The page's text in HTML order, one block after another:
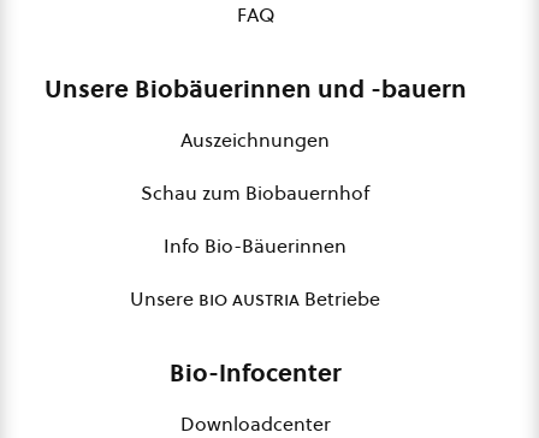
FAQ
Unsere Biobäuerinnen und -bauern
Auszeichnungen
Schau zum Biobauernhof
Info Bio-Bäuerinnen
Unsere bio austria Betriebe
Bio-Infocenter
Downloadcenter